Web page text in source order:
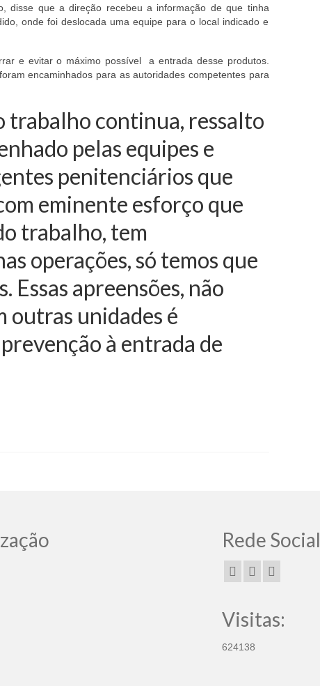
disse que a direção recebeu a informação de que tinha
onde foi deslocada uma equipe para o local indicado e
e evitar o máximo possível a entrada desse produtos.
encaminhados para as autoridades competentes para
trabalho continua, ressalto
pelas equipes e
penitenciários que
eminente esforço que
trabalho, tem
operações, só temos que
Essas apreensões, não
outras unidades é
à entrada de
Rede Social
Visitas:
624138